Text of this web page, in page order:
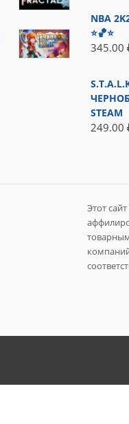
NBA
⭐🏀⭐
345.00
STEAM
249.00
Этот